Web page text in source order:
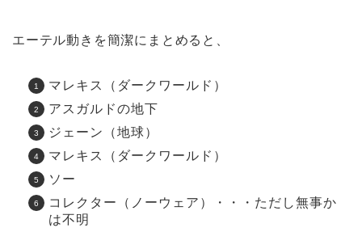
エーテル動きを簡潔にまとめると、
マレキス（ダークワールド）
アスガルドの地下
ジェーン（地球）
マレキス（ダークワールド）
ソー
コレクター（ノーウェア）・・・ただし無事か
は不明